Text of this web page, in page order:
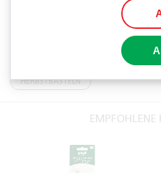
HERBSTBASTELN
EMPFOHLENE